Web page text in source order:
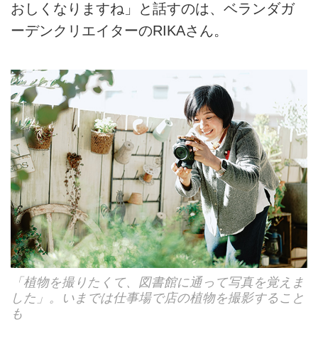
おしくなりますね」と話すのは、ベランダガ
ーデンクリエイターのRIKAさん。
「植物を撮りたくて、図書館に通って写真を覚えま
した」。いまでは仕事場で店の植物を撮影すること
も